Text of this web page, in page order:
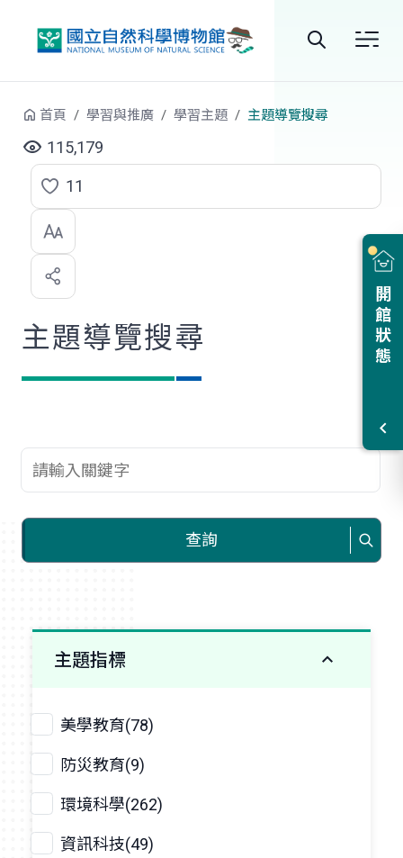
站
尋
開館狀態
首頁 學習與推廣 學習主題 主題導覽搜尋
115,179
點
選
喜
歡
11
主題導覽搜尋
查詢關鍵字
查詢
主題指標
美學教育(78)
防災教育(9)
環境科學(262)
資訊科技(49)